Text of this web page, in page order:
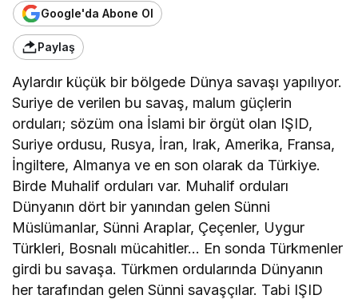
Google'da Abone Ol
Paylaş
Aylardır küçük bir bölgede Dünya savaşı yapılıyor.
Suriye de verilen bu savaş, malum güçlerin
orduları; sözüm ona İslami bir örgüt olan IŞID,
Suriye ordusu, Rusya, İran, Irak, Amerika, Fransa,
İngiltere, Almanya ve en son olarak da Türkiye.
Birde Muhalif orduları var. Muhalif orduları
Dünyanın dört bir yanından gelen Sünni
Müslümanlar, Sünni Araplar, Çeçenler, Uygur
Türkleri, Bosnalı mücahitler… En sonda Türkmenler
girdi bu savaşa. Türkmen ordularında Dünyanın
her tarafından gelen Sünni savaşçılar. Tabi IŞID